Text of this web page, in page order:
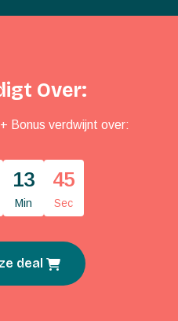
Over:
Bonus verdwijnt over:
13
Min
45
Sec
deal